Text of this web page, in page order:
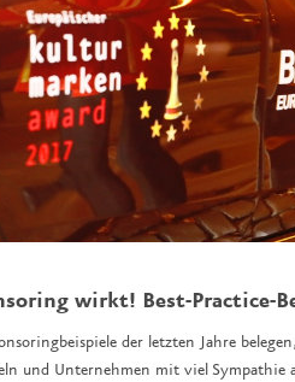
wirkt! Best-Practice-
der letzten Jahre
und Unternehmen mit viel